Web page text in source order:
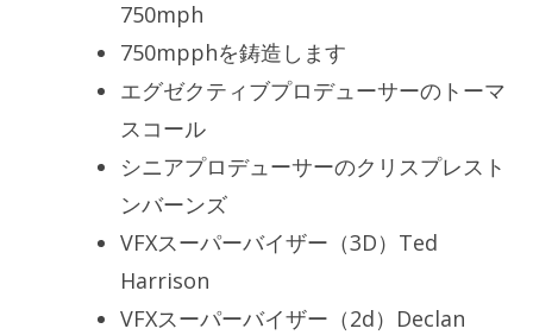
750mph
750mpphを鋳造します
エグゼクティブプロデューサーのトーマ
スコール
シニアプロデューサーのクリスプレスト
ンバーンズ
VFXスーパーバイザー（3D）Ted
Harrison
VFXスーパーバイザー（2d）Declan